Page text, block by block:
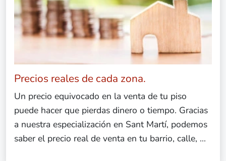
Precios reales de cada zona.
Un precio equivocado en la venta de tu piso
puede hacer que pierdas dinero o tiempo. Gracias
a nuestra especialización en Sant Martí, podemos
saber el precio real de venta en tu barrio, calle, ...